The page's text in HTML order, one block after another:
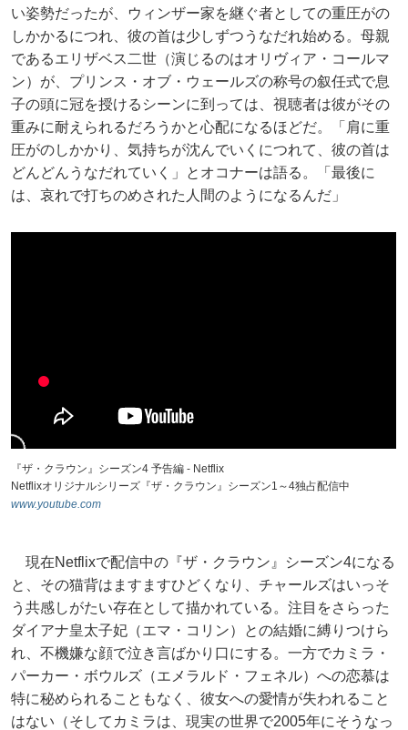
い姿勢だったが、ウィンザー家を継ぐ者としての重圧がの
しかかるにつれ、彼の首は少しずつうなだれ始める。母親
であるエリザベス二世（演じるのはオリヴィア・コールマ
ン）が、プリンス・オブ・ウェールズの称号の叙任式で息
子の頭に冠を授けるシーンに到っては、視聴者は彼がその
重みに耐えられるだろうかと心配になるほどだ。「肩に重
圧がのしかかり、気持ちが沈んでいくにつれて、彼の首は
どんどんうなだれていく」とオコナーは語る。「最後に
は、哀れで打ちのめされた人間のようになるんだ」
『ザ・クラウン』シーズン4 予告編 - Netflix
Netflixオリジナルシリーズ『ザ・クラウン』シーズン1～4独占配信中
www.youtube.com
現在Netflixで配信中の『ザ・クラウン』シーズン4になる
と、その猫背はますますひどくなり、チャールズはいっそ
う共感しがたい存在として描かれている。注目をさらった
ダイアナ皇太子妃（エマ・コリン）との結婚に縛りつけら
れ、不機嫌な顔で泣き言ばかり口にする。一方でカミラ・
パーカー・ボウルズ（エメラルド・フェネル）への恋慕は
特に秘められることもなく、彼女への愛情が失われること
はない（そしてカミラは、現実の世界で2005年にそうなっ